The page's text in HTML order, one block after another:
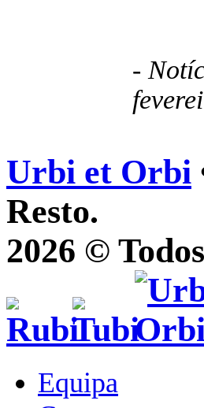
-
Urbi et Orbi
Resto.
2026 ©
Equipa